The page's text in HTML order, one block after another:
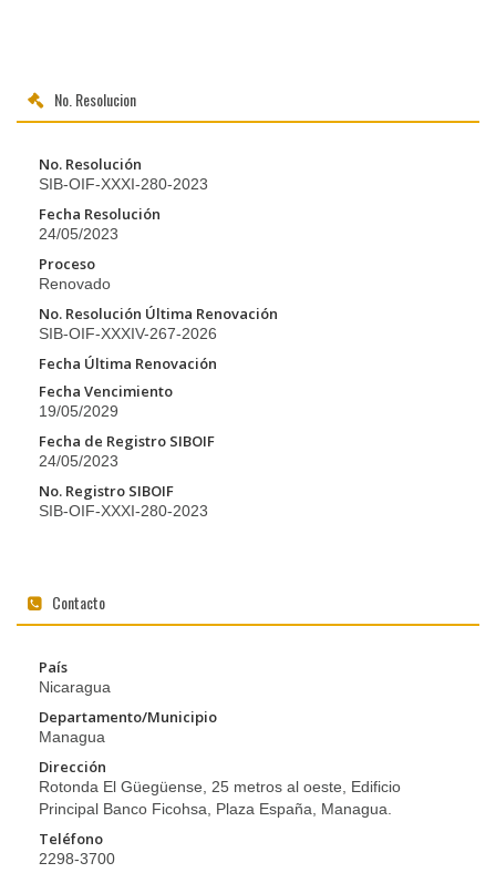
No. Resolucion
No. Resolución
SIB-OIF-XXXI-280-2023
Fecha Resolución
24/05/2023
Proceso
Renovado
No. Resolución Última Renovación
SIB-OIF-XXXIV-267-2026
Fecha Última Renovación
Fecha Vencimiento
19/05/2029
Fecha de Registro SIBOIF
24/05/2023
No. Registro SIBOIF
SIB-OIF-XXXI-280-2023
Contacto
País
Nicaragua
Departamento/Municipio
Managua
Dirección
Rotonda El Güegüense, 25 metros al oeste, Edificio
Principal Banco Ficohsa, Plaza España, Managua.
Teléfono
2298-3700